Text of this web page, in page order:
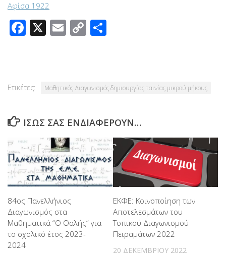
Αφίσα 1922
Facebook
X Email
Copy
Ετικέτες: Μαθητικός Διαγωνισμός δημιουργίας ταινίας μικρού μήκους
ΊΣΩΣ ΣΑΣ ΕΝΔΙΑΦΈΡΟΥΝ…
84ος Πανελλήνιος
Διαγωνισμός στα
Μαθηματικά “Ο Θαλής” για
το σχολικό έτος 2023-
2024
ΕΚΦΕ: Κοινοποίηση των
Αποτελεσμάτων του
Τοπικού Διαγωνισμού
Πειραμάτων 2022
20 ΔΕΚΕΜΒΡΊΟΥ 2022